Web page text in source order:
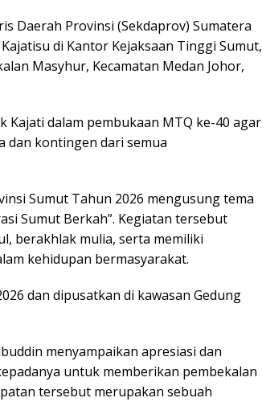
Daerah Provinsi (Sekdaprov) Sumatera
di Kantor Kejaksaan Tinggi Sumut,
Masyhur, Kecamatan Medan Johor,
Kajati dalam pembukaan MTQ ke-40 agar
dan kontingen dari semua
Sumut Tahun 2026 mengusung tema
Sumut Berkah”. Kegiatan tersebut
berakhlak mulia, serta memiliki
kehidupan bermasyarakat.
dan dipusatkan di kawasan Gedung
menyampaikan apresiasi dan
untuk memberikan pembekalan
tersebut merupakan sebuah